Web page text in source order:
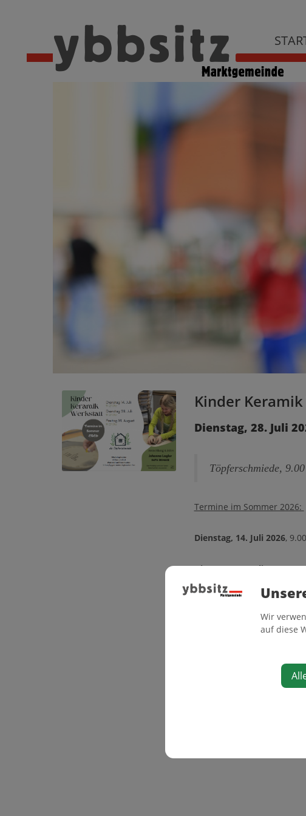
Kinder
Dienstag, 28. Juli
Töpferschmiede,
Termine im Sommer 2026:
Dienstag, 14. Juli 2026,
Dienstag, 28. Juli 2026,
Freitag, 14. August 2026,
Workshop-Kosten: € 65,--
Wir
auf diese